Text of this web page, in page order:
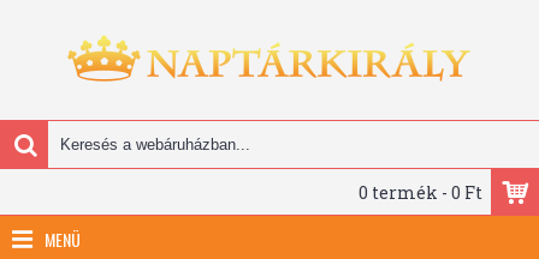
0 termék - 0 Ft
MENÜ